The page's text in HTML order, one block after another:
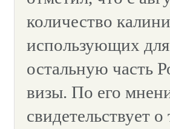
количество
использующих
остальную
визы. По его
свидетельствует